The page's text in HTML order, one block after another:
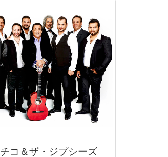
チコ＆ザ・ジプシーズ